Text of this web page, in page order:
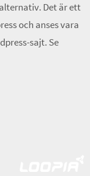
Det är ett
och anses vara
sajt. Se